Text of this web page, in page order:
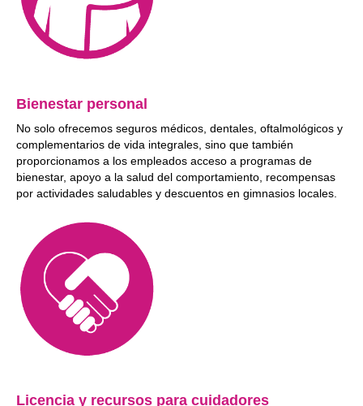
Bienestar personal
No solo ofrecemos seguros médicos, dentales, oftalmológicos y
complementarios de vida integrales, sino que también
proporcionamos a los empleados acceso a programas de
bienestar, apoyo a la salud del comportamiento, recompensas
por actividades saludables y descuentos en gimnasios locales.
Licencia y recursos para cuidadores